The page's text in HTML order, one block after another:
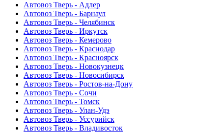
Автовоз Тверь - Адлер
Автовоз Тверь - Барнаул
Автовоз Тверь - Челябинск
Автовоз Тверь - Иркутск
Автовоз Тверь - Кемерово
Автовоз Тверь - Краснодар
Автовоз Тверь - Красноярск
Автовоз Тверь - Новокузнецк
Автовоз Тверь - Новосибирск
Автовоз Тверь - Ростов-на-Дону
Автовоз Тверь - Сочи
Автовоз Тверь - Томск
Автовоз Тверь - Улан-Удэ
Автовоз Тверь - Уссурийск
Автовоз Тверь - Владивосток